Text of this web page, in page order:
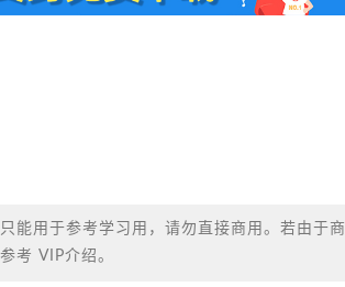
能用于参考学习用，请勿直接商用。若由于商
考 VIP介绍。